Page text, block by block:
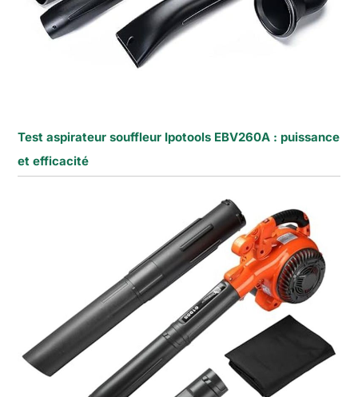
Test aspirateur souffleur Ipotools EBV260A : puissance
et efficacité